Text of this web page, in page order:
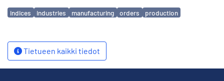
Avainsanat
indices industries manufacturing orders production
Tietueen kaikki tiedot